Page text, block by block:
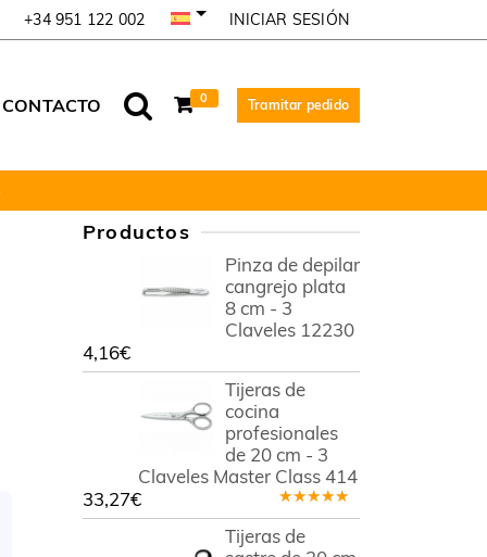
+34 951 122 002 INICIAR SESIÓN
CONTACTO 0 Tramitar pedido
Productos
Pinza de depilar
cangrejo plata
8 cm - 3
Claveles 12230
4,16€
Tijeras de
cocina
profesionales
de 20 cm - 3
Claveles Master Class 414
Valorado
en5.00
5
33,27€
Tijeras de